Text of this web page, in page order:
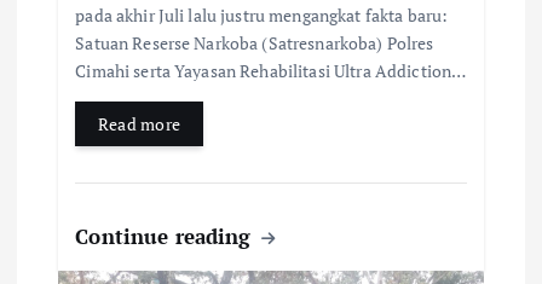
pada akhir Juli lalu justru mengangkat fakta baru:
Satuan Reserse Narkoba (Satresnarkoba) Polres
Cimahi serta Yayasan Rehabilitasi Ultra Addiction…
Read more
Continue reading